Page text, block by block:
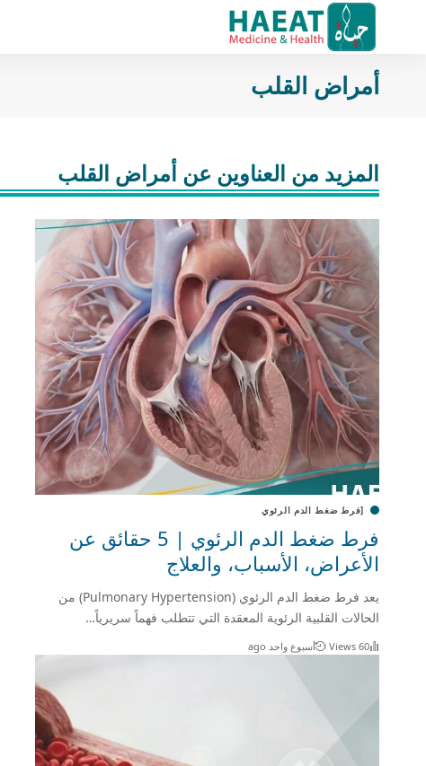
أمراض القلب
المزيد من العناوين عن أمراض القلب
[فرط ضغط الدم الرئوي
فرط ضغط الدم الرئوي | 5 حقائق عن
الأعراض، الأسباب، والعلاج
يعد فرط ضغط الدم الرئوي (Pulmonary Hypertension) من
الحالات القلبية الرئوية المعقدة التي تتطلب فهماً سريرياً…
60 Views أسبوع واحد ago